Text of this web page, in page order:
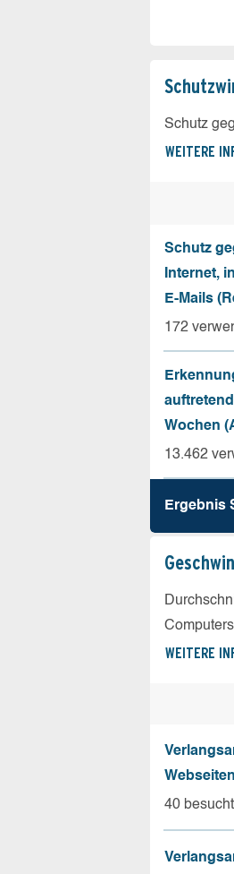
Schutz
WEITERE
Schutz
Internet,
E-Mails
172
Wochen
13.462
Ergebnis
WEITERE
Webseiten
40